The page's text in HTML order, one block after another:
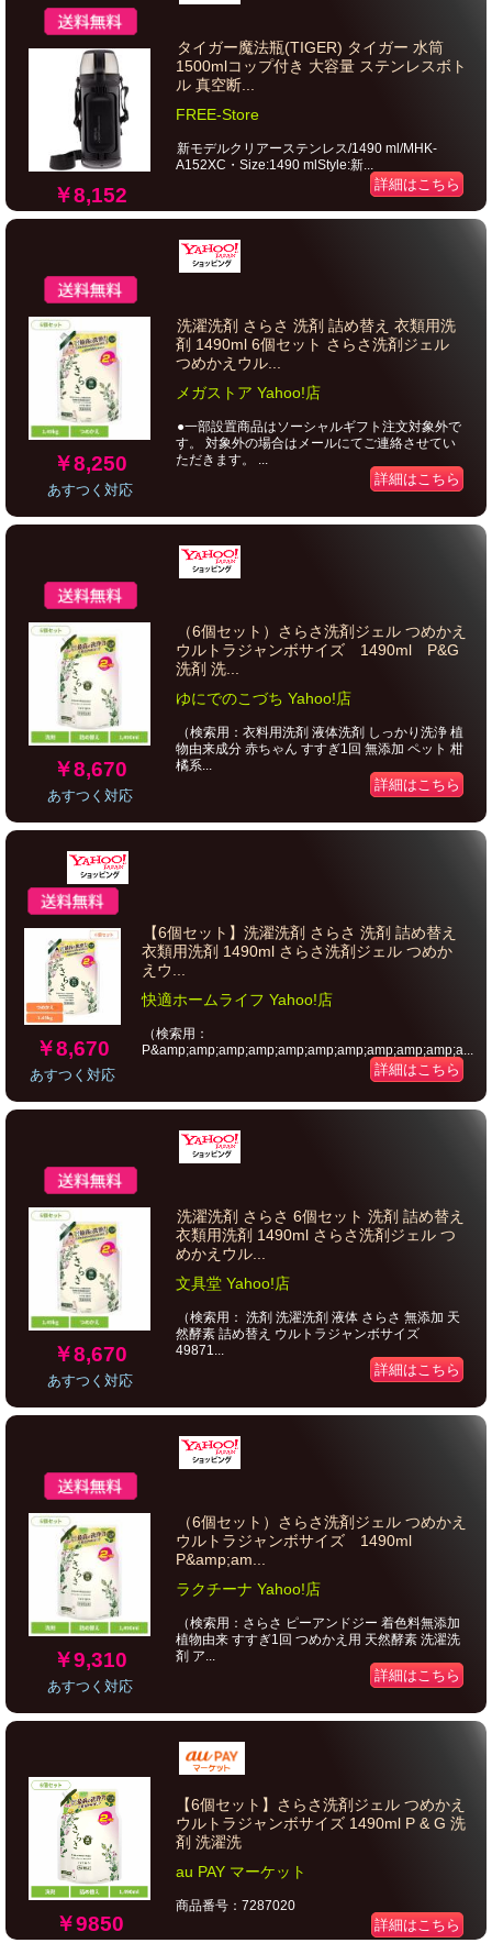
￥8,152
タイガー魔法瓶(TIGER) タイガー 水筒
1500mlコップ付き 大容量 ステンレスボト
ル 真空断...
FREE-Store
新モデルクリアーステンレス/1490 ml/MHK-
A152XC・Size:1490 mlStyle:新...
詳細はこちら
￥8,250
あすつく対応
洗濯洗剤 さらさ 洗剤 詰め替え 衣類用洗
剤 1490ml 6個セット さらさ洗剤ジェル
つめかえウル...
メガストア Yahoo!店
●一部設置商品はソーシャルギフト注文対象外で
す。 対象外の場合はメールにてご連絡させてい
ただきます。 ...
詳細はこちら
￥8,670
あすつく対応
（6個セット）さらさ洗剤ジェル つめかえ
ウルトラジャンボサイズ 1490ml P&G
洗剤 洗...
ゆにでのこづち Yahoo!店
（検索用：衣料用洗剤 液体洗剤 しっかり洗浄 植
物由来成分 赤ちゃん すすぎ1回 無添加 ペット 柑
橘系...
詳細はこちら
￥8,670
あすつく対応
【6個セット】洗濯洗剤 さらさ 洗剤 詰め替え
衣類用洗剤 1490ml さらさ洗剤ジェル つめか
えウ...
快適ホームライフ Yahoo!店
（検索用：
P&amp;amp;amp;amp;amp;amp;amp;amp;amp;amp;a...
詳細はこちら
￥8,670
あすつく対応
洗濯洗剤 さらさ 6個セット 洗剤 詰め替え
衣類用洗剤 1490ml さらさ洗剤ジェル つ
めかえウル...
文具堂 Yahoo!店
（検索用： 洗剤 洗濯洗剤 液体 さらさ 無添加 天
然酵素 詰め替え ウルトラジャンボサイズ
49871...
詳細はこちら
￥9,310
あすつく対応
（6個セット）さらさ洗剤ジェル つめかえ
ウルトラジャンボサイズ 1490ml
P&amp;am...
ラクチーナ Yahoo!店
（検索用：さらさ ピーアンドジー 着色料無添加
植物由来 すすぎ1回 つめかえ用 天然酵素 洗濯洗
剤 ア...
詳細はこちら
￥9850
【6個セット】さらさ洗剤ジェル つめかえ
ウルトラジャンボサイズ 1490ml P & G 洗
剤 洗濯洗
au PAY マーケット
商品番号：7287020
詳細はこちら